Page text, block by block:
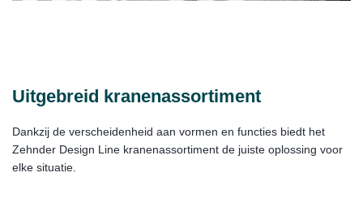
Uitgebreid kranenassortiment
Dankzij de verscheidenheid aan vormen en functies biedt het
Zehnder Design Line kranenassortiment de juiste oplossing voor
elke situatie.